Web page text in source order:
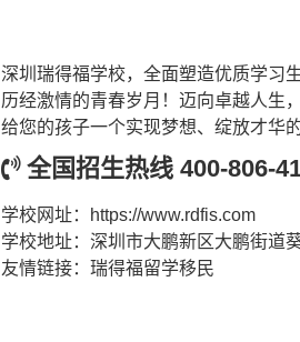
深圳瑞得福学校，全面塑造优质学习
历经激情的青春岁月！迈向卓越人生
给您的孩子一个实现梦想、绽放才华
全国招生热线 400-806-
学校网址：
https://www.rdfis.com
学校地址：深圳市大鹏新区大鹏街道
友情链接： 瑞得福留学移民